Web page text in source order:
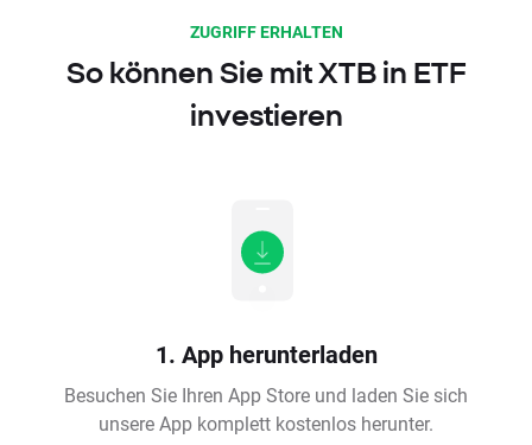
ZUGRIFF ERHALTEN
So können Sie mit XTB in ETF
investieren
1. App herunterladen
Besuchen Sie Ihren App Store und laden Sie sich
unsere App komplett kostenlos herunter.